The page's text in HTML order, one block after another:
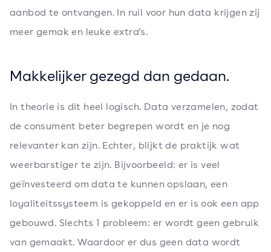
aanbod te ontvangen. In ruil voor hun data krijgen zij
meer gemak en leuke extra’s.
Makkelijker gezegd dan gedaan.
In theorie is dit heel logisch. Data verzamelen, zodat
de consument beter begrepen wordt en je nog
relevanter kan zijn. Echter, blijkt de praktijk wat
weerbarstiger te zijn. Bijvoorbeeld: er is veel
geïnvesteerd om data te kunnen opslaan, een
loyaliteitssysteem is gekoppeld en er is ook een app
gebouwd. Slechts 1 probleem: er wordt geen gebruik
van gemaakt. Waardoor er dus geen data wordt